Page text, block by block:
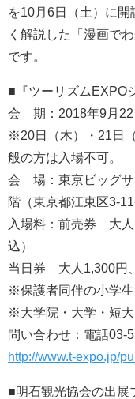
を10月6日（土）に
く解説した「漫画で
です。
■『ツーリズムEXPO
会 期：2018年9月22
※20日（木）・21日
般の方は入場不可。
会 場：東京ビッグサ
階（東京都江東区3-11-
入場料：前売券 大人
込）
当日券 大人1,300円
※保護者同伴の小学生
※大学院・大学・短
問い合わせ：電話03-
http://www.t-expo.jp/
■明石観光協会の出展